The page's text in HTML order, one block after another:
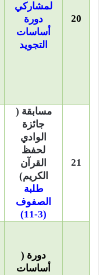
20
لمشاركي
دورة
أساسات
التجويد
21
مسابقة (
جائزة
الوادي
لحفظ
القرآن
الكريم)
طلبة
الصفوف
(3-11)
دورة (
أساسات